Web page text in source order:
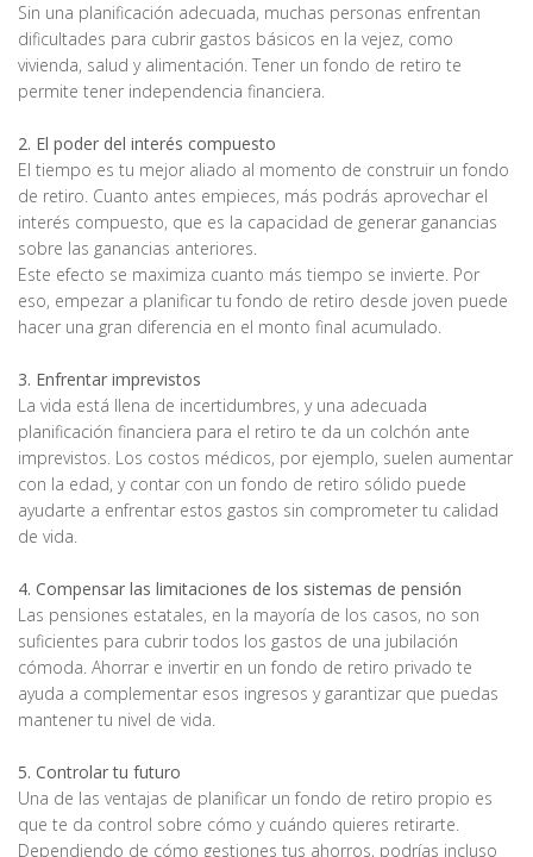
Sin una planificación adecuada, muchas personas enfrentan
dificultades para cubrir gastos básicos en la vejez, como
vivienda, salud y alimentación. Tener un fondo de retiro te
permite tener independencia financiera.
2. El poder del interés compuesto
El tiempo es tu mejor aliado al momento de construir un fondo
de retiro. Cuanto antes empieces, más podrás aprovechar el
interés compuesto, que es la capacidad de generar ganancias
sobre las ganancias anteriores.
Este efecto se maximiza cuanto más tiempo se invierte. Por
eso, empezar a planificar tu fondo de retiro desde joven puede
hacer una gran diferencia en el monto final acumulado.
3. Enfrentar imprevistos
La vida está llena de incertidumbres, y una adecuada
planificación financiera para el retiro te da un colchón ante
imprevistos. Los costos médicos, por ejemplo, suelen aumentar
con la edad, y contar con un fondo de retiro sólido puede
ayudarte a enfrentar estos gastos sin comprometer tu calidad
de vida.
4. Compensar las limitaciones de los sistemas de pensión
Las pensiones estatales, en la mayoría de los casos, no son
suficientes para cubrir todos los gastos de una jubilación
cómoda. Ahorrar e invertir en un fondo de retiro privado te
ayuda a complementar esos ingresos y garantizar que puedas
mantener tu nivel de vida.
5. Controlar tu futuro
Una de las ventajas de planificar un fondo de retiro propio es
que te da control sobre cómo y cuándo quieres retirarte.
Dependiendo de cómo gestiones tus ahorros, podrías incluso